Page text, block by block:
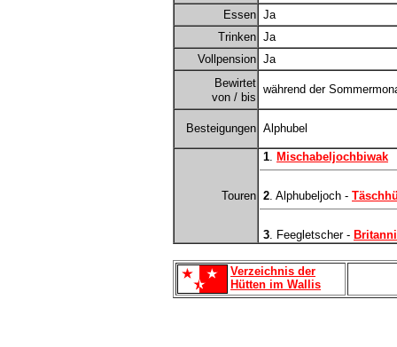
Essen Ja
Trinken Ja
Vollpension Ja
Bewirtet
von / bis
während der
Besteigungen Alphubel
Touren
1. Mischabeljochbiwak
2. Alphubeljoch -
3. Feegletscher -
Verzeichnis der
Hütten im Wallis